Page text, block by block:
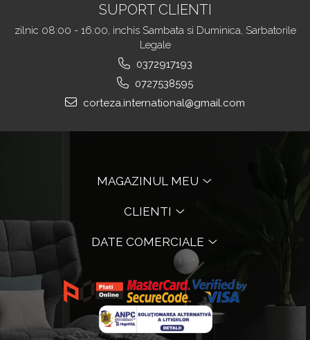
SUPORT CLIENTI
zilnic 08:00 - 16:00, inchis Sambata si Duminica, Sarbatorile
Legale
0372917193
0727538595
corteza.international@gmail.com
MAGAZINUL MEU
CLIENTI
DATE COMERCIALE